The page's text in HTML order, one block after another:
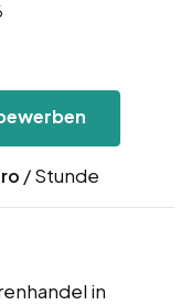
/ Stunde
in